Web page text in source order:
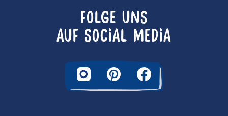
FOLGE UNS
AUF SOCIAL MEDIA